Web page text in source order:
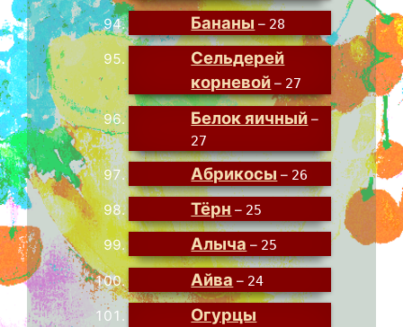
Бананы – 28
Сельдерей
корневой – 27
Белок яичный –
27
Абрикосы – 26
Тёрн – 25
Алыча – 25
Айва – 24
Огурцы